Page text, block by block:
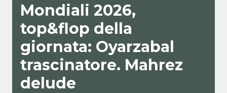
Mondiali 2026,
top&flop della
giornata: Oyarzabal
trascinatore. Mahrez
delude